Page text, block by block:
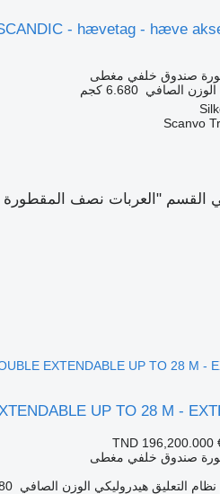
- hævetag - hæve
صندوق خلفي مغطى
الوزن الصافي 6.680 كجم
Scanvo
القسم "العربات نصف المقطورة
EXTENDABLE UP TO 28 M -
UP TO 28 M -
TND 196,200.000
صندوق خلفي مغطى
نظام التعليق هيدروليكي الوزن الصافي